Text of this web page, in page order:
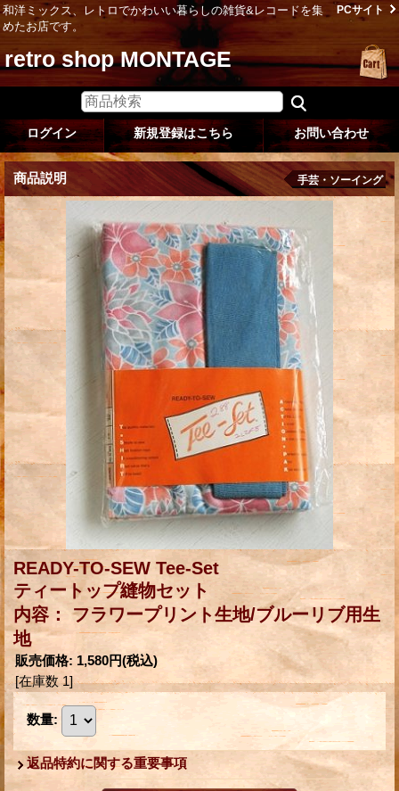
和洋ミックス、レトロでかわいい暮らしの雑貨&レコードを集
めたお店です。
PCサイト
retro shop MONTAGE
ログイン 新規登録はこちら お問い合わせ
商品説明 手芸・ソーイング
READY-TO-SEW Tee-Set
ティートップ縫物セット
内容： フラワープリント生地/ブルーリブ用生
地
販売価格: 1,580円(税込)
[在庫数 1]
数量:
返品特約に関する重要事項